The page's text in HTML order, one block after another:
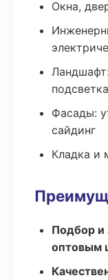
Окна,
подсветка
Фасады:
сайдинг
Кладка и
Подбор и
оптовым